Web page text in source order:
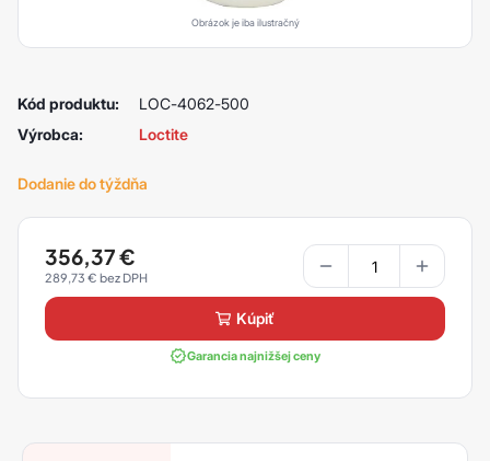
Obrázok je iba ilustračný
Kód produktu:
LOC-4062-500
Výrobca:
Loctite
Dodanie do týždňa
356,37€
289,73 €
kúpiť
Garancia najnižšej ceny